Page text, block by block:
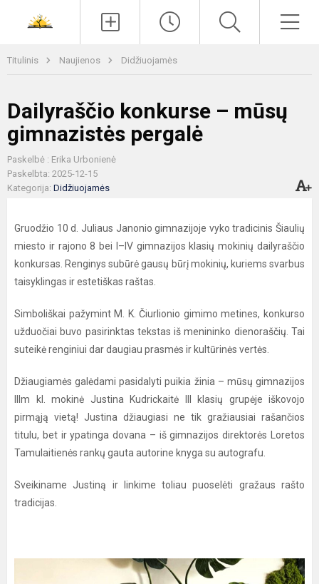
Titulinis Naujienos Didžiuojamės
Dailyraščio konkurse – mūsų
gimnazistės pergalė
Paskelbė : Erika Urbonienė
Paskelbta: 2025-12-15
Kategorija: Didžiuojamės
Gruodžio 10 d. Juliaus Janonio gimnazijoje vyko tradicinis Šiaulių
miesto ir rajono 8 bei I–IV gimnazijos klasių mokinių dailyraščio
konkursas. Renginys subūrė gausų būrį mokinių, kuriems svarbus
taisyklingas ir estetiškas raštas.
Simboliškai pažymint M. K. Čiurlionio gimimo metines, konkurso
užduočiai buvo pasirinktas tekstas iš menininko dienoraščių. Tai
suteikė renginiui dar daugiau prasmės ir kultūrinės vertės.
Džiaugiamės galėdami pasidalyti puikia žinia – mūsų gimnazijos
IIIm kl. mokinė Justina Kudrickaitė III klasių grupėje iškovojo
pirmąją vietą! Justina džiaugiasi ne tik gražiausiai rašančios
titulu, bet ir ypatinga dovana – iš gimnazijos direktorės Loretos
Tamulaitienės rankų gauta autorine knyga su autografu.
Sveikiname Justiną ir linkime toliau puoselėti gražaus rašto
tradicijas.